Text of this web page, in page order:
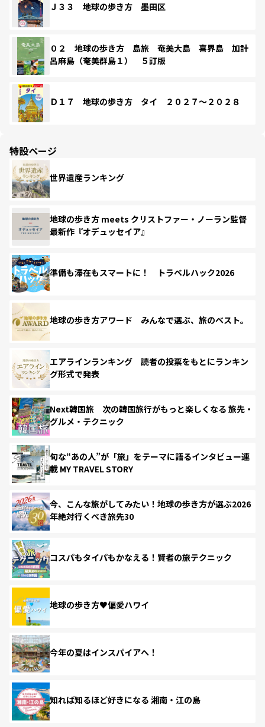
Ｊ３３ 地球の歩き方 墨田区
０２ 地球の歩き方 島旅 奄美大島 喜界島 加計
呂麻島（奄美群島１） ５訂版
Ｄ１７ 地球の歩き方 タイ ２０２７～２０２８
特設ページ
世界遺産ランキング
地球の歩き方 meets クリストファー・ノーラン監督
最新作『オデュッセイア』
準備も滞在もスマートに！ トラベルハック2026
地球の歩き方アワード みんなで選ぶ、旅のベスト。
エアラインランキング 読者の投票をもとにランキン
グ形式で発表
Next韓国旅 次の韓国旅行がもっと楽しくなる 旅先・
グルメ・テクニック
旬な“あの人”が「旅」をテーマに語るインタビュー連
載 MY TRAVEL STORY
今、こんな旅がしてみたい！地球の歩き方が選ぶ2026
年絶対行くべき旅先30
コスパもタイパもかなえる！賢者の旅テクニック
地球の歩き方♥偏愛ハワイ
今年の夏はインスパイアへ！
知れば知るほど好きになる 湘南・江の島